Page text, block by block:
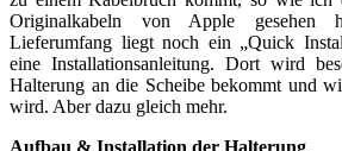
Originalkabeln von Apple gesehen
Lieferumfang liegt noch ein „Quick
eine Installationsanleitung. Dort wird
Halterung an die Scheibe bekommt und
wird. Aber dazu gleich mehr.
Aufbau & Installation der Halterung